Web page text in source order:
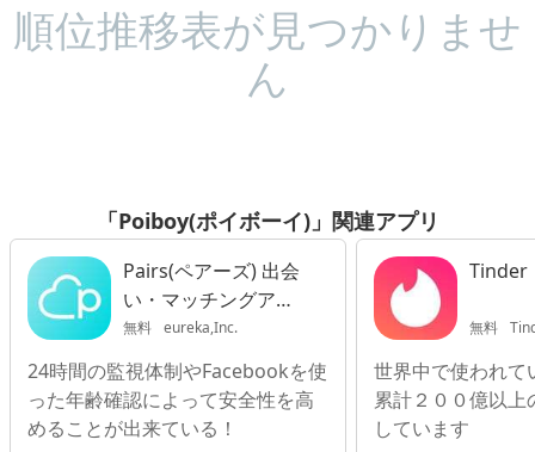
順位推移表が見つかりませ
ん
「Poiboy(ポイボーイ)」関連アプリ
Pairs(ペアーズ) 出会
い・マッチングアプ
リ
無料 eureka,Inc.
24時間の監視体制やFacebookを使
った年齢確認によって安全性を高
めることが出来ている！
Tinder
無料
世界中で使われて
累計２００億以
しています